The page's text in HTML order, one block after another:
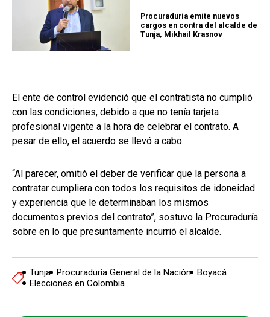
Procuraduría emite nuevos
cargos en contra del alcalde de
Tunja, Mikhail Krasnov
El ente de control evidenció que el contratista no cumplió
con las condiciones, debido a que no tenía tarjeta
profesional vigente a la hora de celebrar el contrato. A
pesar de ello, el acuerdo se llevó a cabo.
“Al parecer, omitió el deber de verificar que la persona a
contratar cumpliera con todos los requisitos de idoneidad
y experiencia que le determinaban los mismos
documentos previos del contrato”, sostuvo la Procuraduría
sobre en lo que presuntamente incurrió el alcalde.
Tunja Procuraduría General de la Nación Boyacá
Elecciones en Colombia